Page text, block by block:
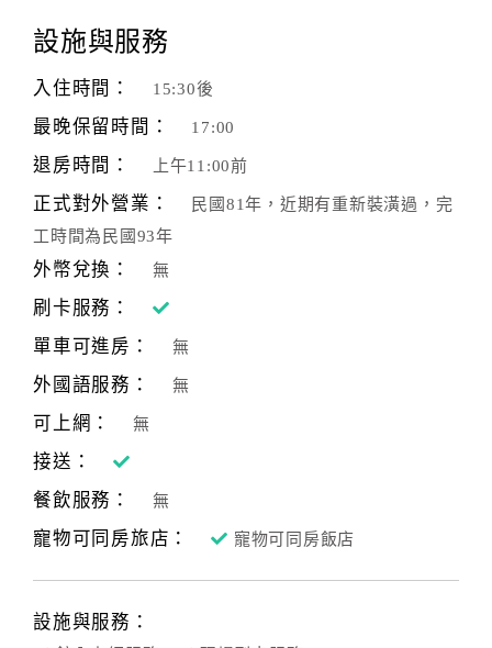
設施與服務
入住時間： 15:30後
最晚保留時間： 17:00
退房時間： 上午11:00前
正式對外營業：
民國81年，近期有重新裝潢過，完
工時間為民國93年
外幣兌換： 無
刷卡服務：
單車可進房：
無
外國語服務： 無
可上網： 無
接送：
餐飲服務：
無
寵物可同房旅店： 寵物可同房飯店
設施與服務：